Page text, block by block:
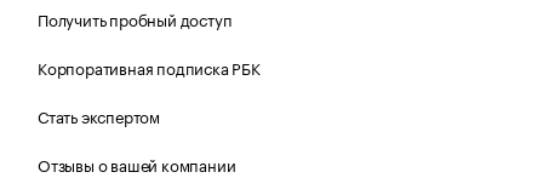
Получить пробный доступ
Корпоративная подписка РБК
Стать экспертом
Отзывы о вашей компании